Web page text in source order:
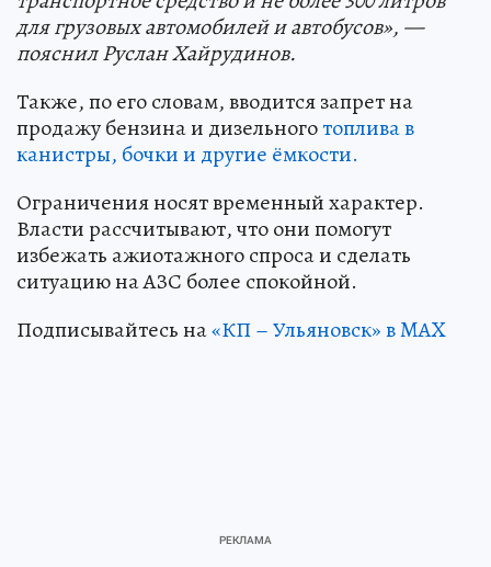
для грузовых автомобилей и автобусов», —
пояснил Руслан Хайрудинов.
Также, по его словам, вводится запрет на
продажу бензина и дизельноготоплива в
канистры, бочки и другие ёмкости.
Ограничения носят временный характер.
Власти рассчитывают, что они помогут
избежать ажиотажного спроса и сделать
ситуацию на АЗС более спокойной.
Подписывайтесь на«КП – Ульяновск» в MAX